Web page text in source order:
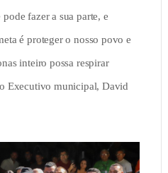
fazer a sua parte, e
é proteger o nosso povo e
inteiro possa respirar
Executivo municipal, David